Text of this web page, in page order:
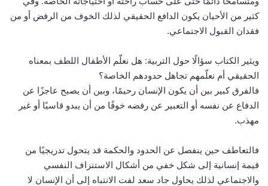
كثير من الأحيان يكون الدافع الحقيقي لذلك الخوف من الرفض أو من
فقدان القبول الاجتماعي.
ويثير الكتاب سؤالًا حول التربية: هل نعلّم الأطفال اللطف بمعناه
الحقيقي أم نعلّمهم تجاهل حدودهم الخاصة؟
فالفرق كبير بين أن يكون الإنسان رحيمًا، وبين أن يصبح عاجزًا عن
الدفاع عن نفسه أو التعبير عن رفضه خوفًا من أن يبدو قاسيًا أو غير
مهذب.
فالتعاطف حين ينفصل عن الحدود والحكمة قد يتحول تدريجيًا من
قيمة إنسانية إلى شكل خفي من أشكال الاستنزاف النفسي
والاجتماعي لذلك يحاول جاد سعد لفت الانتباه إلى أن الإنسان لا